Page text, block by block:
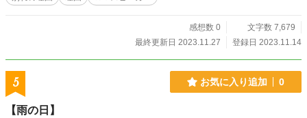
感想数 0
文字数 7,679
最終更新日 2023.11.27
登録日 2023.11.14
5 お気に入り追加 0
【雨の日】